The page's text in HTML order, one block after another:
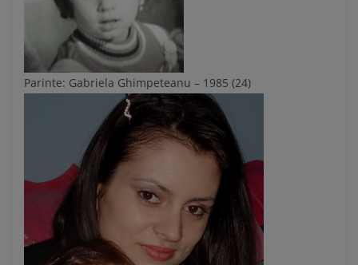
Parinte: Gabriela Ghimpeteanu – 1985 (24)